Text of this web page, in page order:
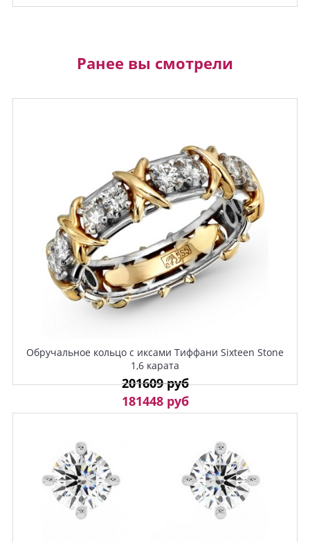
Ранее вы смотрели
Обручальное кольцо с иксами Тиффани Sixteen Stone
1,6 карата
201609 руб
181448 руб